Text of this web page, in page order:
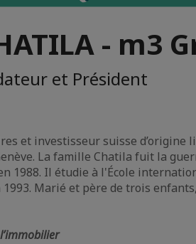
- m3
et Président
et investisseur suisse
La famille Chatila fuit la
1988. Il étudie à l'École
1993. Marié et père de trois